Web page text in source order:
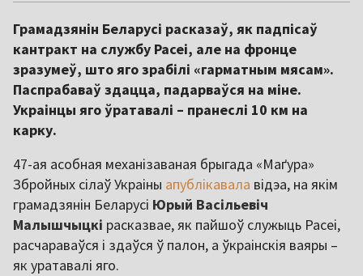
Грамадзянін Беларусі расказаў, як падпісаў
кантракт на службу Расеі, але на фронце
зразумеў, што яго зрабілі «гарматным мясам».
Паспрабаваў здацца, падарваўся на міне.
Украінцы яго ўратавалі – пранеслі 10 км на
карку.
47-ая асобная механізаваная брыгада «Маґура»
Збройных сілаў Украіны апублікавала відэа, на якім
грамадзянін Беларусі Юрый Васільевіч
Малышчыцкі расказвае, як пайшоў служыць Расеі,
расчараваўся і здаўся ў палон, а ўкраінскія ваяры –
як уратавалі яго.